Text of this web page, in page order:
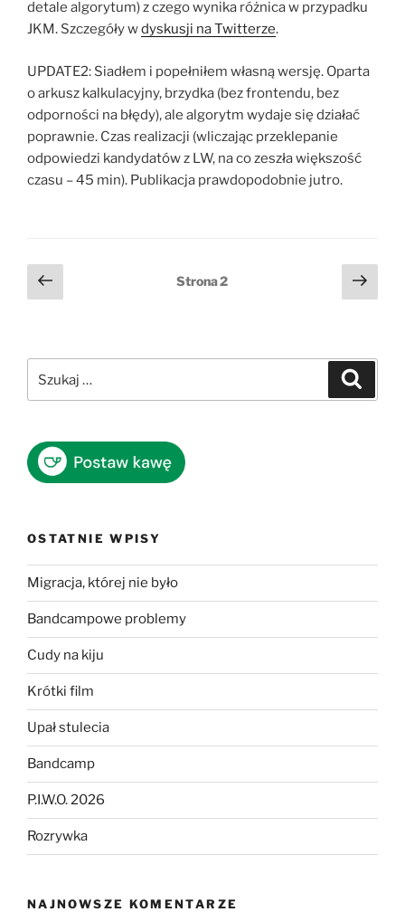
detale algorytum) z czego wynika różnica w przypadku
JKM. Szczegóły wdyskusji na Twitterze.
UPDATE2: Siadłem i popełniłem własną wersję. Oparta
o arkusz kalkulacyjny, brzydka (bez frontendu, bez
odporności na błędy), ale algorytm wydaje się działać
poprawnie. Czas realizacji (wliczając przeklepanie
odpowiedzi kandydatów z LW, na co zeszła większość
czasu – 45 min). Publikacja prawdopodobnie jutro.
Stronicowanie
wpisów
Poprzednia
strona
Strona2
OSTATNIE WPISY
Migracja, której nie było
Bandcampowe problemy
Cudy na kiju
Krótki film
Upał stulecia
Bandcamp
P.I.W.O. 2026
Rozrywka
NAJNOWSZE KOMENTARZE